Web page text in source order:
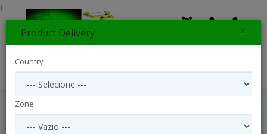
Joyful Flower
}
Product Delivery ×
Country
Zone